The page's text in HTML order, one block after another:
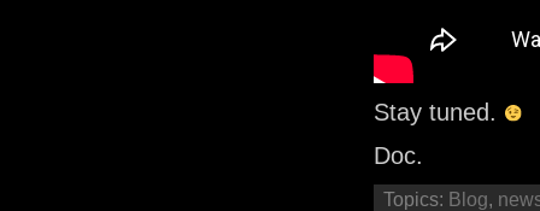
Stay tuned.
Doc.
Topics: Blog,